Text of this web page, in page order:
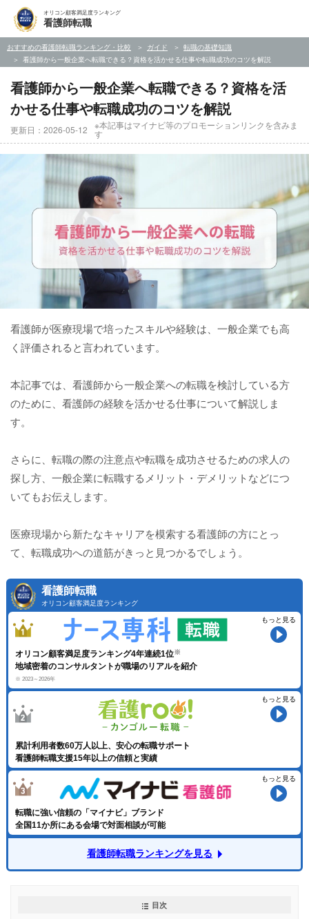
オリコン顧客満足度ランキング
看護師転職
おすすめの看護師転職ランキング・比較 ガイド
転職の基礎知識
看護師から一般企業へ転職できる？資格を活かせる仕事や転職成功のコツを解説
看護師から一般企業へ転職できる？資格を活
かせる仕事や転職成功のコツを解説
更新日：2026-05-12 ※本記事はマイナビ等のプロモーションリンクを含みま
す
看護師が医療現場で培ったスキルや経験は、一般企業でも高
く評価されると言われています。
本記事では、看護師から一般企業への転職を検討している方
のために、看護師の経験を活かせる仕事について解説しま
す。
さらに、転職の際の注意点や転職を成功させるための求人の
探し方、一般企業に転職するメリット・デメリットなどにつ
いてもお伝えします。
医療現場から新たなキャリアを模索する看護師の方にとっ
て、転職成功への道筋がきっと見つかるでしょう。
看護師転職
オリコン顧客満足度ランキング
もっと見る
オリコン顧客満足度ランキング4年連続1位
地域密着のコンサルタントが職場のリアルを紹介
※ 2023～2026年
もっと見る
累計利用者数60万人以上、安心の転職サポート
看護師転職支援15年以上の信頼と実績
もっと見る
転職に強い信頼の「マイナビ」ブランド
全国11か所にある会場で対面相談が可能
看護師転職ランキングを見る
目次